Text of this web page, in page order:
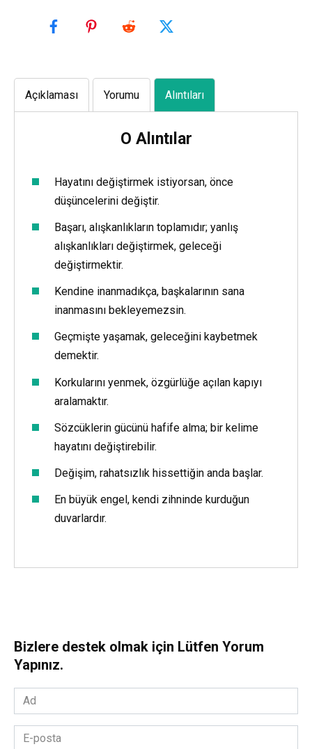
Açıklaması Yorumu Alıntıları
O Alıntılar
Hayatını değiştirmek istiyorsan, önce
düşüncelerini değiştir.
Başarı, alışkanlıkların toplamıdır; yanlış
alışkanlıkları değiştirmek, geleceği
değiştirmektir.
Kendine inanmadıkça, başkalarının sana
inanmasını bekleyemezsin.
Geçmişte yaşamak, geleceğini kaybetmek
demektir.
Korkularını yenmek, özgürlüğe açılan kapıyı
aralamaktır.
Sözcüklerin gücünü hafife alma; bir kelime
hayatını değiştirebilir.
Değişim, rahatsızlık hissettiğin anda başlar.
En büyük engel, kendi zihninde kurduğun
duvarlardır.
Bizlere destek olmak için Lütfen Yorum
Yapınız.
Ad
*